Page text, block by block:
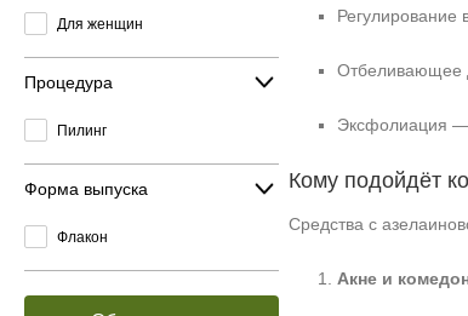
Для женщин
Процедура
Пилинг
Форма выпуска
Флакон
Регулирование
Отбеливающее
Эксфолиация —
Кому подойдёт
Средства с
Акне и